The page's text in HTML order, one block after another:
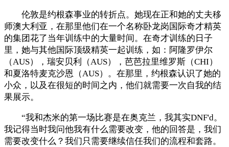
伦敦是约根森事业的转折点。她现在正和她的丈夫移
师澳大利亚，在那里他们在一个名称卧龙岗国际奇才精英
的集团花了当年训练中的大量时间。在奇才训练的日子
里，她与其他国际顶级精英一起训练，如：阿隆罗伊尔
（AUS），瑞安贝利（AUS），芭芭拉里维罗斯（CHI）
和夏洛特麦克沙恩（AUS）。在那里，约根森认识了她的
小众，以及在很短的时间之内，他们就需要一次自我的结
果展示。
“我和杰米的第一场比赛是在奥克兰，我其实DNF'd。
我记得当时我问他我有什么需要改变，他的回答是，我们
需要改变什么？我们只需要继续信任我们的流程和套路。